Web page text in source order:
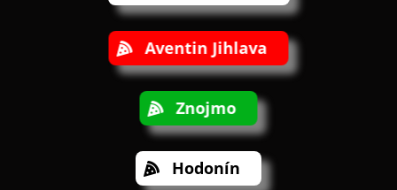
Aventin Jihlava
Znojmo
Hodonín